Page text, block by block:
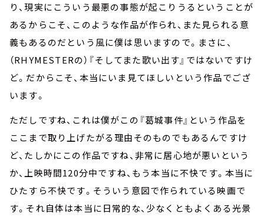
り、現実にこういう最悪の事態が起こりうるということが
あるからこそ、このような作品が作られ、また見られる意
義もあるのだという風に僕は思いますので。まさに、
（RHYMESTERの）『そしてまた歌い出す』ではないですけ
ど。だからこそ、本当にいま見てほしいという作品でござ
います。
ただしですね、これは僕がこの『葛城事件』という作品を
ここまで取り上げたがる理由そのものでもあるんですけ
ど、たしかにこの作品ですね、非常に居心地が悪いという
か、上映時間120分中ですね、もう本当に不快です。本当に
ひたすら不快です。そういう意図で作られている映画で
す。それ自体は本当に日常的な、少なくともよくある光景